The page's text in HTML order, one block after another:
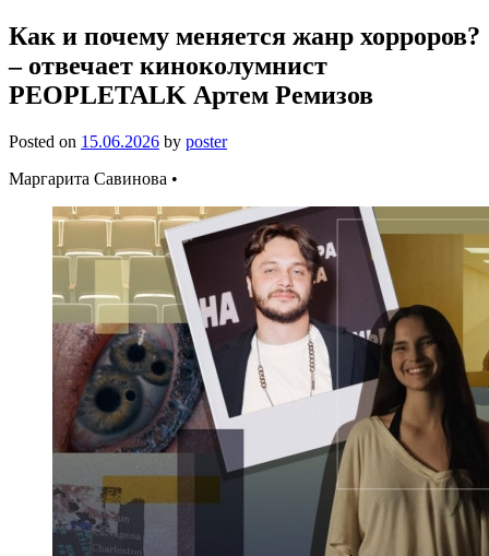
Как и почему меняется жанр хорроров?
– отвечает киноколумнист
PEOPLETALK Артем Ремизов
Posted on 15.06.2026 by poster
Маргарита Савинова •